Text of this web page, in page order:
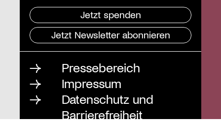
Jetzt spenden
Jetzt Newsletter abonnieren
Pressebereich
Impressum
Datenschutz und
Barrierefreiheit